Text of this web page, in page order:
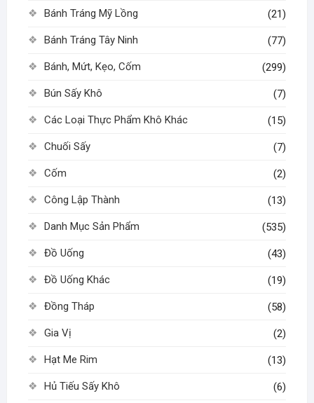
Bánh Tráng Mỹ Lồng (21)
Bánh Tráng Tây Ninh (77)
Bánh, Mứt, Kẹo, Cốm (299)
Bún Sấy Khô (7)
Các Loại Thực Phẩm Khô Khác (15)
Chuối Sấy (7)
Cốm (2)
Công Lập Thành (13)
Danh Mục Sản Phẩm (535)
Đồ Uống (43)
Đồ Uống Khác (19)
Đồng Tháp (58)
Gia Vị (2)
Hạt Me Rim (13)
Hủ Tiếu Sấy Khô (6)